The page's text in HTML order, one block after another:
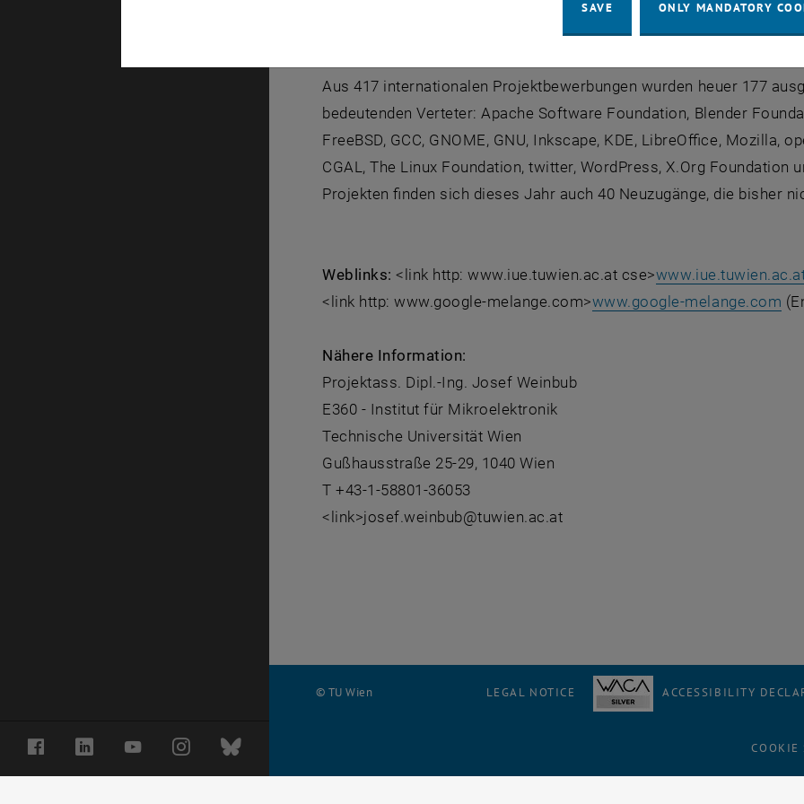
FacebookLinkedInYouTubeInstagramBluesky
Homepage der Forschungsgruppe, wo sich auch Studierende aus
Aus 417 internationalen Projektbewerbungen wurden heuer 177
bedeutenden Verteter: Apache Software Foundation, Blender
FreeBSD, GCC, GNOME, GNU, Inkscape, KDE, LibreOffice, Mozilla,
CGAL, The Linux Foundation, twitter, WordPress, X.Org Foundation
Projekten finden sich dieses Jahr auch 40 Neuzugänge, die bisher
Weblinks:<link http: www.iue.tuwien.ac.at cse>
<link http: www.google-melange.com>www.google-melange.com
Nähere Information:
Projektass. Dipl.-Ing. Josef Weinbub
E360 - Institut für Mikroelektronik
Technische Universität Wien
Gußhausstraße 25-29, 1040 Wien
T +43-1-58801-36053
<link>josef.weinbub@tuwien.ac.at
© TU Wien LEGAL NOTICE ACCESSIBILITY
COOKIE
SAVE ONLY MANDATORY